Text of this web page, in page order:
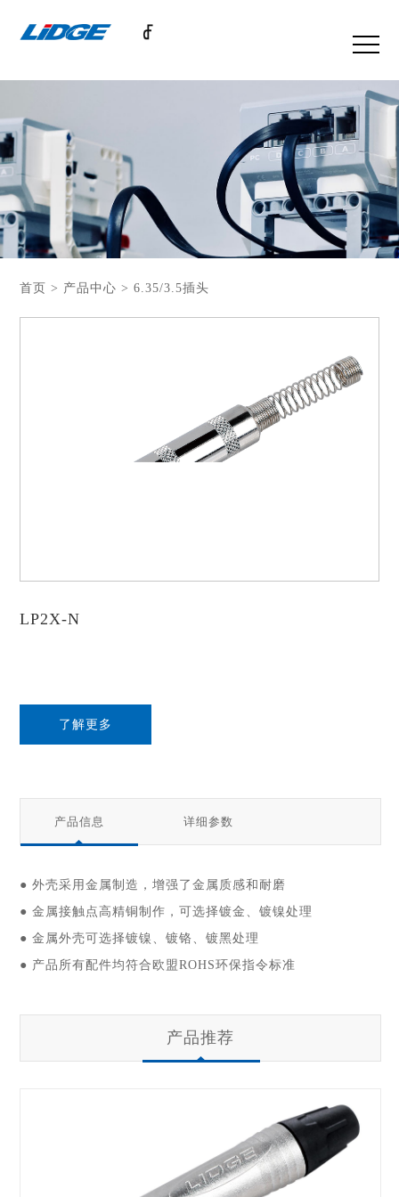
首页 > 产品中心 > 6.35/3.5插头
LP2X-N
了解更多
产品信息 详细参数
● 外壳采用金属制造，增强了金属质感和耐磨
● 金属接触点高精铜制作，可选择镀金、镀镍处理
● 金属外壳可选择镀镍、镀铬、镀黑处理
● 产品所有配件均符合欧盟ROHS环保指令标准
产品推荐